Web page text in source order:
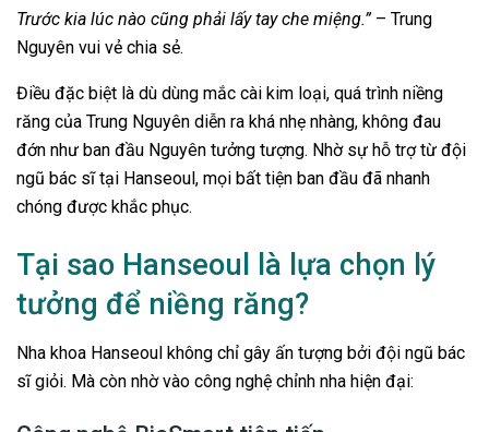
Trước kia lúc nào cũng phải lấy tay che miệng.”– Trung
Nguyên vui vẻ chia sẻ.
Điều đặc biệt là dù dùng mắc cài kim loại, quá trình niềng
răng của Trung Nguyên diễn ra khá nhẹ nhàng, không đau
đớn như ban đầu Nguyên tưởng tượng. Nhờ sự hỗ trợ từ đội
ngũ bác sĩ tại Hanseoul, mọi bất tiện ban đầu đã nhanh
chóng được khắc phục.
Tại sao Hanseoul là lựa chọn lý
tưởng để niềng răng?
Nha khoa Hanseoul không chỉ gây ấn tượng bởi đội ngũ bác
sĩ giỏi. Mà còn nhờ vào công nghệ chỉnh nha hiện đại: